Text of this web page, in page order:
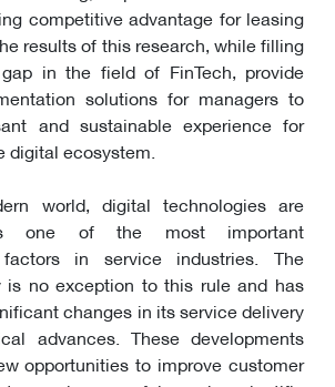
competitive advantage for leasing
results of this research, while filling
in the field of FinTech, provide
solutions for managers to
and sustainable experience for
digital ecosystem.
world, digital technologies are
one of the most important
factors in service industries. The
is no exception to this rule and has
changes in its service delivery
advances. These developments
opportunities to improve customer